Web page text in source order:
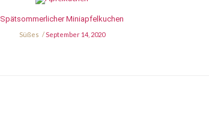
Spätsommerlicher Miniapfelkuchen
Süßes September 14, 2020